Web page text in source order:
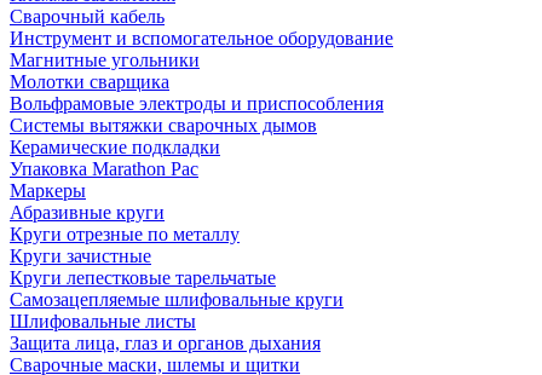
Сварочный кабель
Инструмент и вспомогательное оборудование
Магнитные угольники
Молотки сварщика
Вольфрамовые электроды и приспособления
Системы вытяжки сварочных дымов
Керамические подкладки
Упаковка Marathon Pac
Маркеры
Абразивные круги
Круги отрезные по металлу
Круги зачистные
Круги лепестковые тарельчатые
Самозацепляемые шлифовальные круги
Шлифовальные листы
Защита лица, глаз и органов дыхания
Сварочные маски, шлемы и щитки